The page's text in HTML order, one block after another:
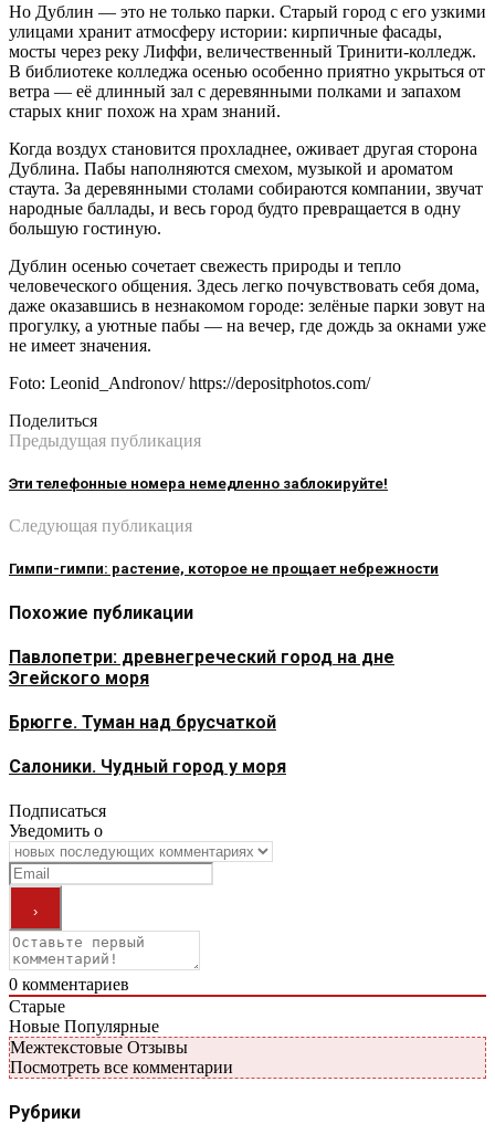
Но Дублин — это не только парки. Старый город с его узкими
улицами хранит атмосферу истории: кирпичные фасады,
мосты через реку Лиффи, величественный Тринити-колледж.
В библиотеке колледжа осенью особенно приятно укрыться от
ветра — её длинный зал с деревянными полками и запахом
старых книг похож на храм знаний.
Когда воздух становится прохладнее, оживает другая сторона
Дублина. Пабы наполняются смехом, музыкой и ароматом
стаута. За деревянными столами собираются компании, звучат
народные баллады, и весь город будто превращается в одну
большую гостиную.
Дублин осенью сочетает свежесть природы и тепло
человеческого общения. Здесь легко почувствовать себя дома,
даже оказавшись в незнакомом городе: зелёные парки зовут на
прогулку, а уютные пабы — на вечер, где дождь за окнами уже
не имеет значения.
Foto: Leonid_Andronov/ https://depositphotos.com/
Поделиться
Предыдущая публикация
Эти телефонные номера немедленно заблокируйте!
Следующая публикация
Гимпи-гимпи: растение, которое не прощает небрежности
Похожие публикации
Павлопетри: древнегреческий город на дне
Эгейского моря
Брюгге. Туман над брусчаткой
Салоники. Чудный город у моря
Подписаться
Уведомить о
0 комментариев
Старые
Новые Популярные
Межтекстовые Отзывы
Посмотреть все комментарии
Рубрики